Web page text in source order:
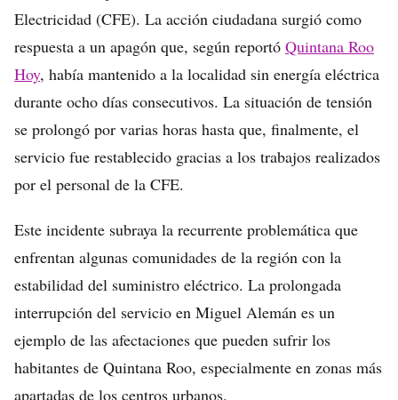
Electricidad (CFE). La acción ciudadana surgió como
respuesta a un apagón que, según reportó Quintana Roo
Hoy, había mantenido a la localidad sin energía eléctrica
durante ocho días consecutivos. La situación de tensión
se prolongó por varias horas hasta que, finalmente, el
servicio fue restablecido gracias a los trabajos realizados
por el personal de la CFE.
Este incidente subraya la recurrente problemática que
enfrentan algunas comunidades de la región con la
estabilidad del suministro eléctrico. La prolongada
interrupción del servicio en Miguel Alemán es un
ejemplo de las afectaciones que pueden sufrir los
habitantes de Quintana Roo, especialmente en zonas más
apartadas de los centros urbanos.